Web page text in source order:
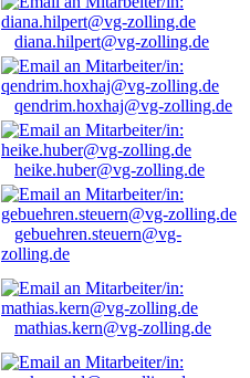
diana.hilpert@vg-zolling.de
qendrim.hoxhaj@vg-zolling.de
heike.huber@vg-zolling.de
gebuehren.steuern@vg-
zolling.de
mathias.kern@vg-zolling.de